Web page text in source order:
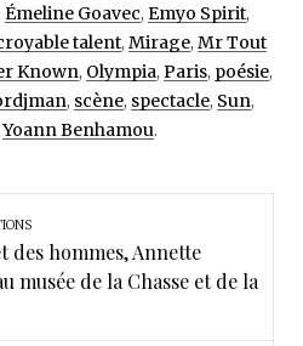
Émeline Goavec, Emyo Spirit,
talent, Mirage, Mr Tout
Known, Olympia, Paris, poésie,
, scène, spectacle, Sun,
Yoann Benhamou.
des hommes, Annette
musée de la Chasse et de la